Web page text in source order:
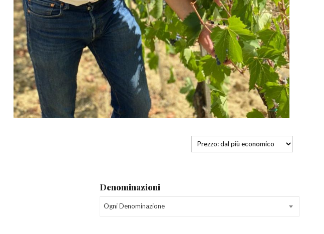
Denominazioni
Ogni Denominazione